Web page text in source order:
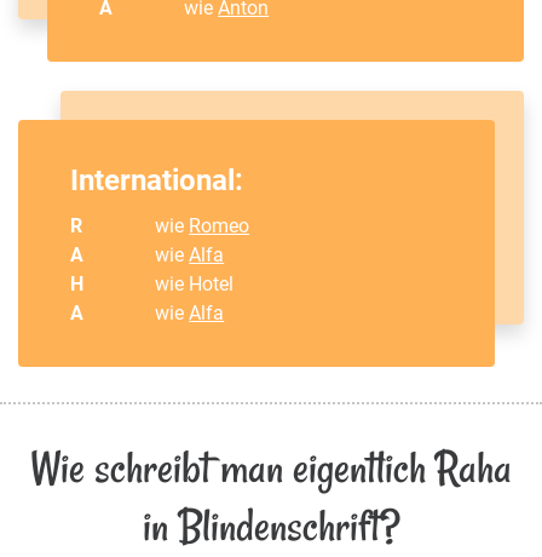
A
wieAnton
International:
R wie Romeo
A
wieAlfa
H
wie Hotel
A
wieAlfa
Wie schreibt man eigentlich Raha
in Blindenschrift?